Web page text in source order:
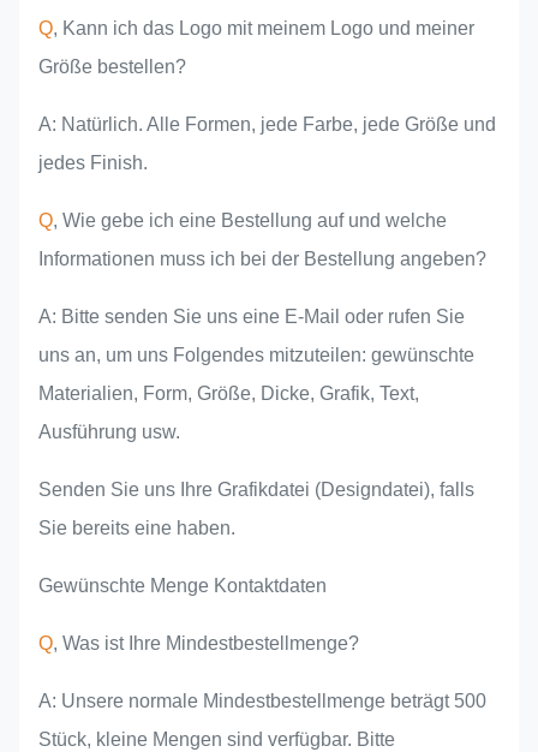
Q, Kann ich das Logo mit meinem Logo und meiner
Größe bestellen?
A: Natürlich. Alle Formen, jede Farbe, jede Größe und
jedes Finish.
Q, Wie gebe ich eine Bestellung auf und welche
Informationen muss ich bei der Bestellung angeben?
A: Bitte senden Sie uns eine E-Mail oder rufen Sie
uns an, um uns Folgendes mitzuteilen: gewünschte
Materialien, Form, Größe, Dicke, Grafik, Text,
Ausführung usw.
Senden Sie uns Ihre Grafikdatei (Designdatei), falls
Sie bereits eine haben.
Gewünschte Menge Kontaktdaten
Q, Was ist Ihre Mindestbestellmenge?
A: Unsere normale Mindestbestellmenge beträgt 500
Stück, kleine Mengen sind verfügbar. Bitte